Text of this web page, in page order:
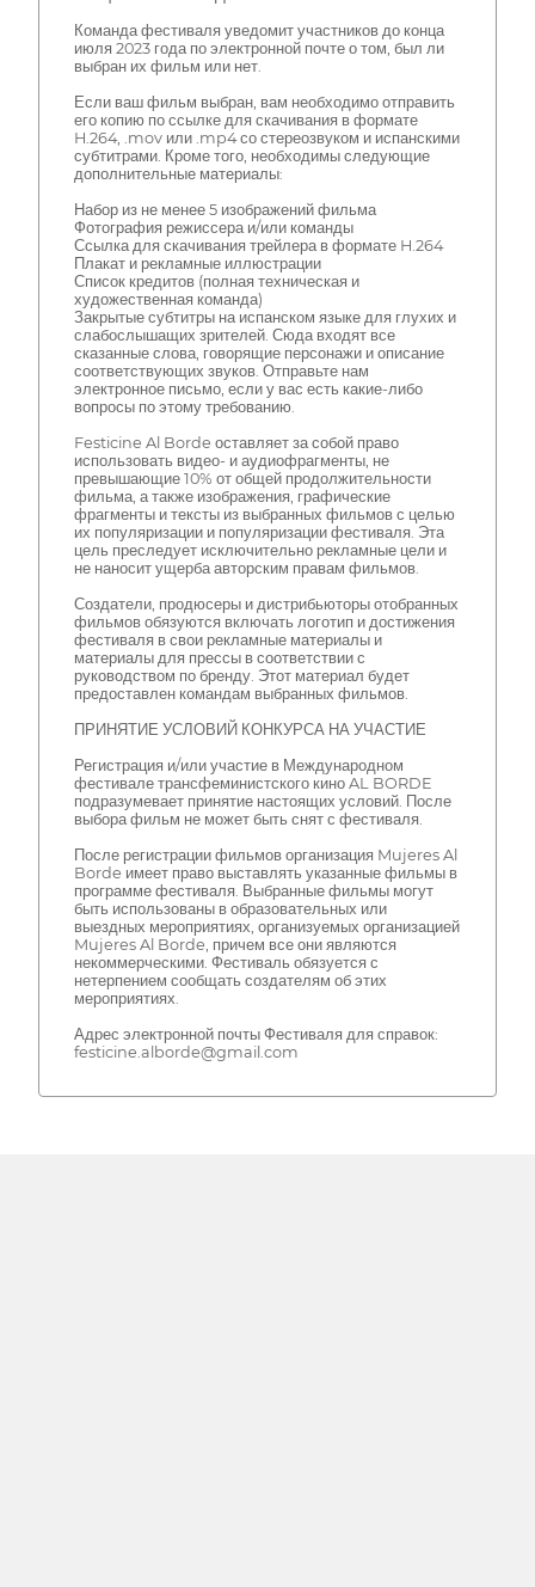
Команда фестиваля уведомит участников до конца
июля 2023 года по электронной почте о том, был ли
выбран их фильм или нет.
Если ваш фильм выбран, вам необходимо отправить
его копию по ссылке для скачивания в формате
H.264, .mov или .mp4 со стереозвуком и испанскими
субтитрами. Кроме того, необходимы следующие
дополнительные материалы:
Набор из не менее 5 изображений фильма
Фотография режиссера и/или команды
Ссылка для скачивания трейлера в формате H.264
Плакат и рекламные иллюстрации
Список кредитов (полная техническая и
художественная команда)
Закрытые субтитры на испанском языке для глухих и
слабослышащих зрителей. Сюда входят все
сказанные слова, говорящие персонажи и описание
соответствующих звуков. Отправьте нам
электронное письмо, если у вас есть какие-либо
вопросы по этому требованию.
Festicine Al Borde оставляет за собой право
использовать видео- и аудиофрагменты, не
превышающие 10% от общей продолжительности
фильма, а также изображения, графические
фрагменты и тексты из выбранных фильмов с целью
их популяризации и популяризации фестиваля. Эта
цель преследует исключительно рекламные цели и
не наносит ущерба авторским правам фильмов.
Создатели, продюсеры и дистрибьюторы отобранных
фильмов обязуются включать логотип и достижения
фестиваля в свои рекламные материалы и
материалы для прессы в соответствии с
руководством по бренду. Этот материал будет
предоставлен командам выбранных фильмов.
ПРИНЯТИЕ УСЛОВИЙ КОНКУРСА НА УЧАСТИЕ
Регистрация и/или участие в Международном
фестивале трансфеминистского кино AL BORDE
подразумевает принятие настоящих условий. После
выбора фильм не может быть снят с фестиваля.
После регистрации фильмов организация Mujeres Al
Borde имеет право выставлять указанные фильмы в
программе фестиваля. Выбранные фильмы могут
быть использованы в образовательных или
выездных мероприятиях, организуемых организацией
Mujeres Al Borde, причем все они являются
некоммерческими. Фестиваль обязуется с
нетерпением сообщать создателям об этих
мероприятиях.
Адрес электронной почты Фестиваля для справок:
festicine.alborde@gmail.com